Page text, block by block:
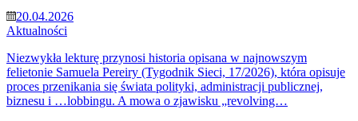
20.04.2026
Aktualności
Niezwykła lekturę przynosi historia opisana w najnowszym
felietonie Samuela Pereiry (Tygodnik Sieci, 17/2026), która opisuje
proces przenikania się świata polityki, administracji publicznej,
biznesu i …lobbingu. A mowa o zjawisku „revolving…